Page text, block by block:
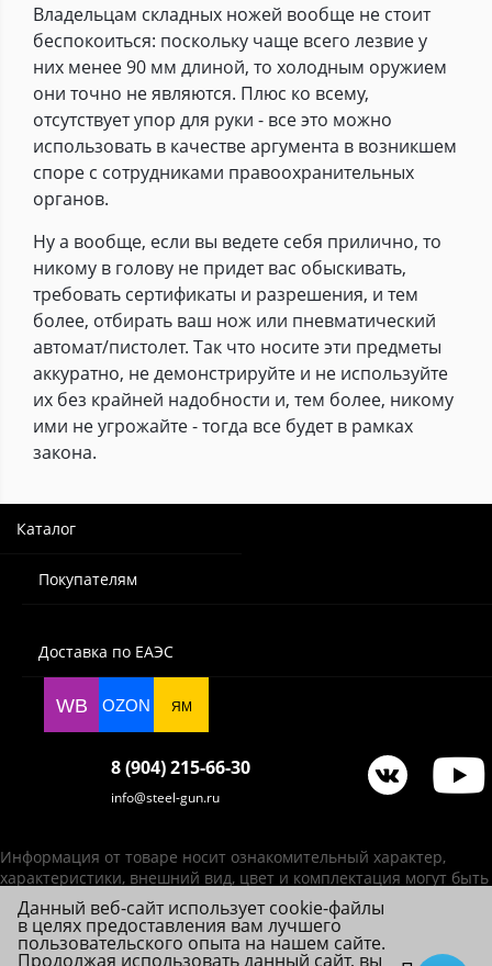
Владельцам складных ножей вообще не стоит
беспокоиться: поскольку чаще всего лезвие у
них менее 90 мм длиной, то холодным оружием
они точно не являются. Плюс ко всему,
отсутствует упор для руки - все это можно
использовать в качестве аргумента в возникшем
споре с сотрудниками правоохранительных
органов.
Ну а вообще, если вы ведете себя прилично, то
никому в голову не придет вас обыскивать,
требовать сертификаты и разрешения, и тем
более, отбирать ваш нож или пневматический
автомат/пистолет. Так что носите эти предметы
аккуратно, не демонстрируйте и не используйте
их без крайней надобности и, тем более, никому
ими не угрожайте - тогда все будет в рамках
закона.
Каталог
Покупателям
Доставка по ЕАЭС
WB OZON ЯМ
8 (904) 215-66-30
info@steel-gun.ru
Информация от товаре носит ознакомительный характер,
характеристики, внешний вид, цвет и комплектация могут быть
изменены производителем без уведомления.
ИП Фролова А. В., ОГРНИП 314784720200492
© 2026 Steel-Gun (Стил Ган) - оптовый интернет-магазин ножей, пневматики,
Данный веб-сайт использует cookie-файлы
в целях предоставления вам лучшего
пользовательского опыта на нашем сайте.
Продолжая использовать данный сайт, вы